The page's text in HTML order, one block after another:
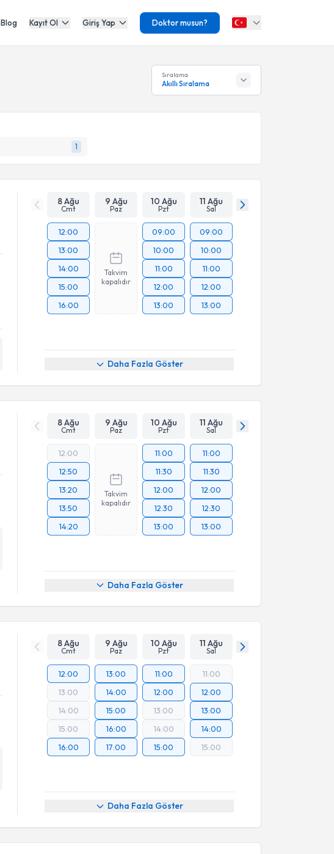
Blog Kayıt Ol Giriş Yap Doktor musun?
Sıralama
Akıllı Sıralama
1
8 Ağu
Cmt
9 Ağu
Paz
10 Ağu
Pzt
11 Ağu
Sal
12:00
13:00
14:00
15:00
16:00
Takvim
kapalıdır
09:00
10:00
11:00
12:00
13:00
09:00
10:00
11:00
12:00
13:00
Daha Fazla Göster
8 Ağu
Cmt
9 Ağu
Paz
10 Ağu
Pzt
11 Ağu
Sal
12:00
12:50
13:20
13:50
14:20
Takvim
kapalıdır
11:00
11:30
12:00
12:30
13:00
11:00
11:30
12:00
12:30
13:00
Daha Fazla Göster
8 Ağu
Cmt
9 Ağu
Paz
10 Ağu
Pzt
11 Ağu
Sal
12:00
13:00
14:00
15:00
16:00
13:00
14:00
15:00
16:00
17:00
11:00
12:00
13:00
14:00
15:00
11:00
12:00
13:00
14:00
15:00
Daha Fazla Göster